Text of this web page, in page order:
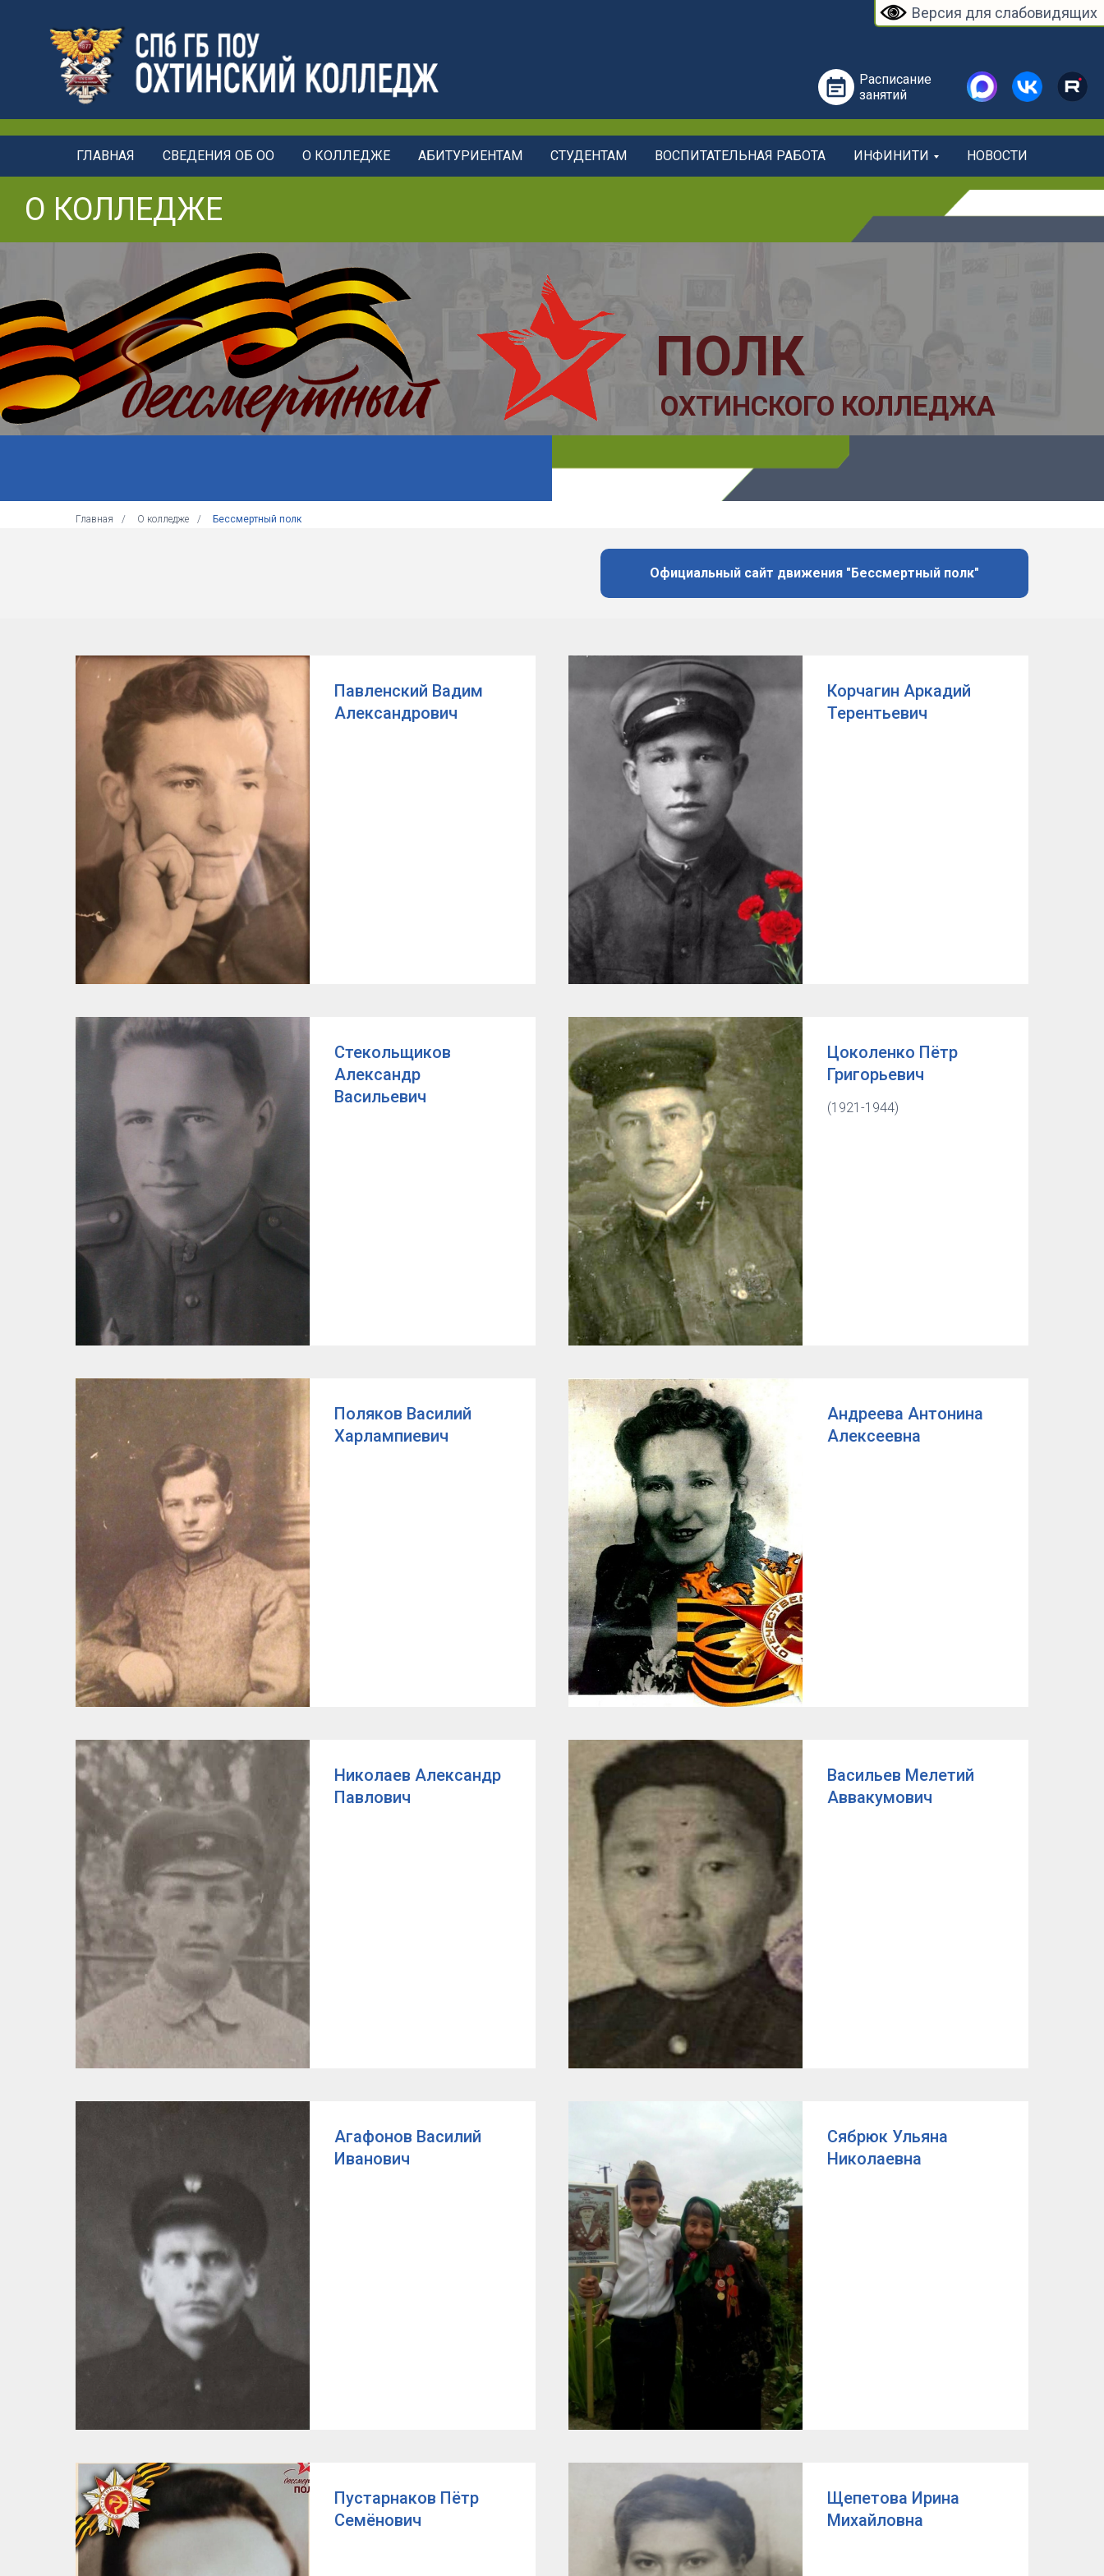
Версия для слабовидящих
Расписание
занятий
ГЛАВНАЯ СВЕДЕНИЯ ОБ ОО О КОЛЛЕДЖЕ АБИТУРИЕНТАМ СТУДЕНТАМ ВОСПИТАТЕЛЬНАЯ РАБОТА ИНФИНИТИ НОВОСТИ
О КОЛЛЕДЖЕ
ПОЛК
ОХТИНСКОГО КОЛЛЕДЖА
Главная / О колледже / Бессмертный полк
Официальный сайт движения "Бессмертный полк"
Павленский Вадим
Александрович
Корчагин Аркадий
Терентьевич
Стекольщиков
Александр
Васильевич
Цоколенко Пётр
Григорьевич
(1921-1944)
Поляков Василий
Харлампиевич
Андреева Антонина
Алексеевна
Николаев Александр
Павлович
Васильев Мелетий
Аввакумович
Агафонов Василий
Иванович
Сябрюк Ульяна
Николаевна
Пустарнаков Пётр
Семёнович
Щепетова Ирина
Михайловна